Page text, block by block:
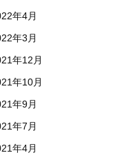
年4月
年3月
年12月
年10月
年9月
年7月
年4月